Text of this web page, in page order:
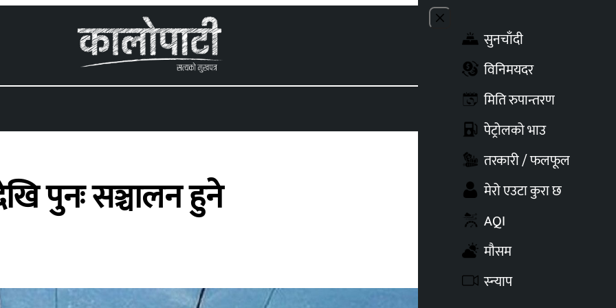
Close menu
सुनचाँदी
विनिमयदर
मिति रुपान्तरण
पेट्रोलको भाउ
तरकारी / फलफूल
मेरो एउटा कुरा छ
AQI
मौसम
स्न्याप
पुनः सञ्चालन हुने